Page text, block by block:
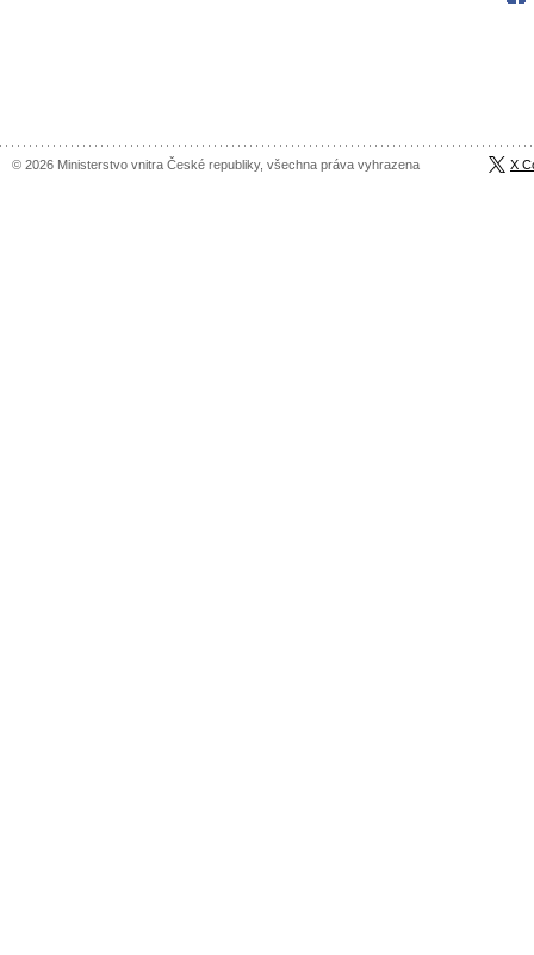
© 2026 Ministerstvo vnitra České republiky, všechna práva vyhrazena X